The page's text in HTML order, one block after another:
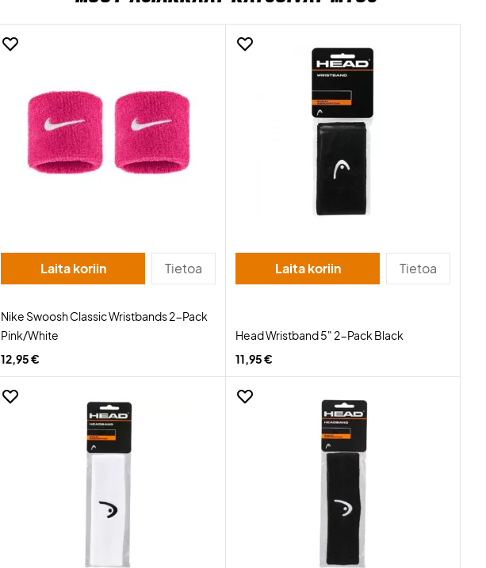
Laita koriin Tietoa
Nike Swoosh Classic Wristbands 2-Pack
Pink/White
12,95 €
Laita koriin Tietoa
Head Wristband 5" 2-Pack Black
11,95 €